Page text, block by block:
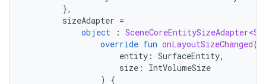
},
sizeAdapter =
object
:
override fun onLayoutSizeChanged(
entity : SurfaceEntity,
size :
IntVolumeSize
)
{